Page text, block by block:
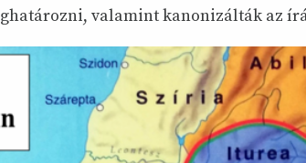
valamint kanonizálták az